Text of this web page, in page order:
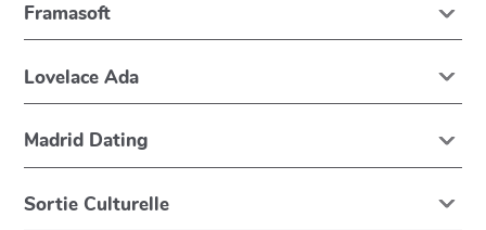
Framasoft
Lovelace Ada
Madrid Dating
Sortie Culturelle